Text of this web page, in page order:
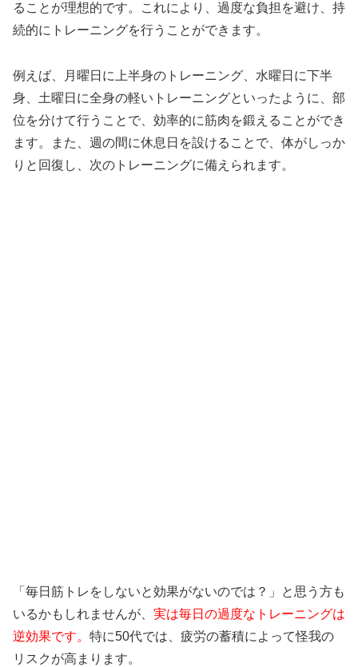
ることが理想的です。これにより、過度な負担を避け、持
続的にトレーニングを行うことができます。
例えば、月曜日に上半身のトレーニング、水曜日に下半
身、土曜日に全身の軽いトレーニングといったように、部
位を分けて行うことで、効率的に筋肉を鍛えることができ
ます。また、週の間に休息日を設けることで、体がしっか
りと回復し、次のトレーニングに備えられます。
「毎日筋トレをしないと効果がないのでは？」と思う方も
いるかもしれませんが、 実は毎日の過度なトレーニングは
逆効果です。 特に50代では、疲労の蓄積によって怪我の
リスクが高まります。